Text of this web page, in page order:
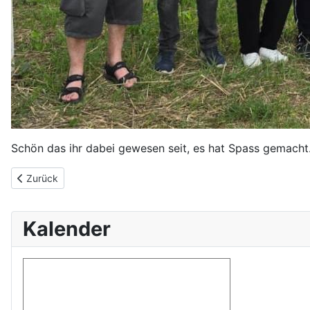
Schön das ihr dabei gewesen seit, es hat Spass
Vorheriger Beitrag: Willkommen
Zurück
Kalender